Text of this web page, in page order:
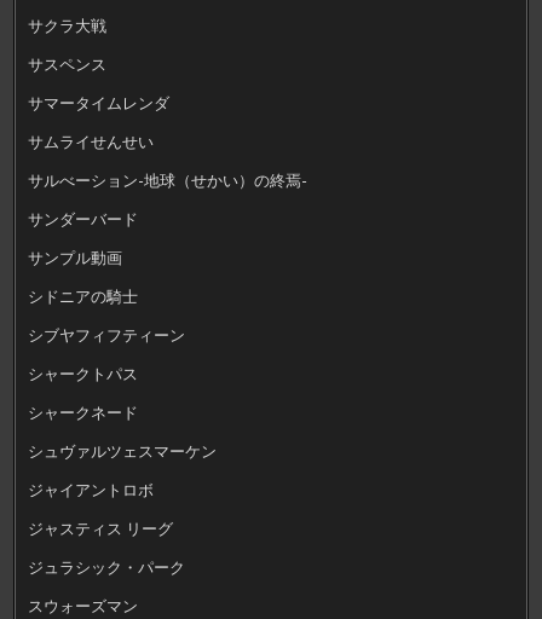
サクラ大戦
サスペンス
サマータイムレンダ
サムライせんせい
サルべーション-地球（せかい）の終焉-
サンダーバード
サンプル動画
シドニアの騎士
シブヤフィフティーン
シャークトパス
シャークネード
シュヴァルツェスマーケン
ジャイアントロボ
ジャスティス リーグ
ジュラシック・パーク
スウォーズマン